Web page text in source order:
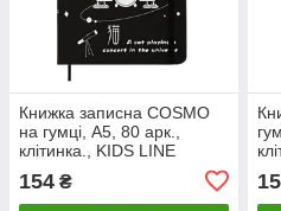
Книжка записна COSMO
на гумці, А5, 80 арк.,
клітинка., KIDS LINE
154 ₴